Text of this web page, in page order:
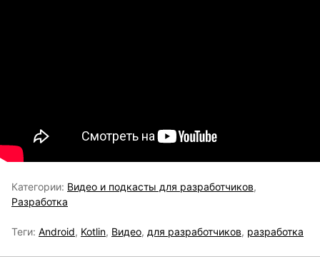
Категории: Видео и подкасты для разработчиков,
Разработка
Теги: Android, Kotlin, Видео, для разработчиков, разработка